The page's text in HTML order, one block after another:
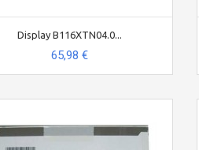
Display B116XTN04.0...
65,98 €